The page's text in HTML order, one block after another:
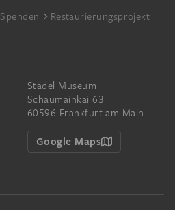
Spenden Restaurierungsprojekt
Städel Museum
Schaumainkai 63
60596 Frankfurt am Main
Google Maps